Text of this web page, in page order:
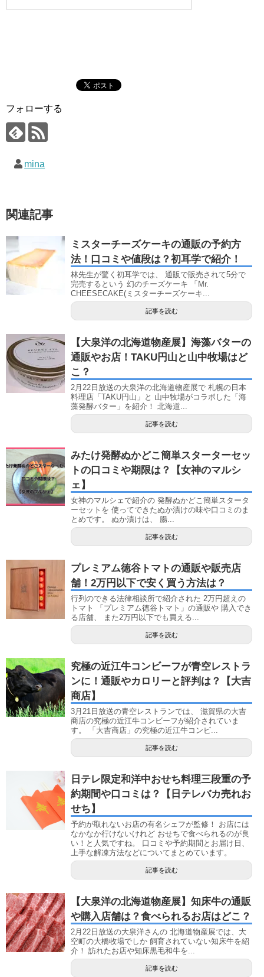
フォローする
mina
関連記事
ミスターチーズケーキの通販の予約方
法！口コミや値段は？初耳学で紹介！
林先生が驚く初耳学では、 通販で販売されて5分で
完売するという 幻のチーズケーキ 「Mr.
CHEESECAKE(ミスターチーズケーキ...
記事を読む
【大泉洋の北海道物産展】海藻バターの
通販やお店！TAKU円山と山中牧場はど
こ？
2月22日放送の大泉洋の北海道物産展で 札幌の日本
料理店「TAKU円山」と 山中牧場がコラボした「海
藻発酵バター」を紹介！ 北海道...
記事を読む
みたけ発酵ぬかどこ簡単スターターセッ
トの口コミや期限は？【女神のマルシ
ェ】
女神のマルシェで紹介の 発酵ぬかどこ簡単スタータ
ーセットを 使ってできたぬか漬けの味や口コミのま
とめです。 ぬか漬けは、 腸...
記事を読む
プレミアム徳谷トマトの通販や販売店
舗！2万円以下で安く買う方法は？
行列のできる法律相談所で紹介された 2万円超えの
トマト 「プレミアム徳谷トマト」の通販や 購入でき
る店舗、 また2万円以下でも買える...
記事を読む
究極の近江牛コンビーフが青空レストラ
ンに！通販やカロリーと評判は？【大吉
商店】
3月21日放送の青空レストランでは、 滋賀県の大吉
商店の究極の近江牛コンビーフが紹介されていま
す。 「大吉商店」の究極の近江牛コンビ...
記事を読む
日テレ限定和洋中おせち料理三段重の予
約期間や口コミは？【日テレバカ売れお
せち】
予約が取れないお店の有名シェフが監修！ お店には
なかなか行けないけれど おせちで食べられるのが良
い！と人気ですね。 口コミや予約期間とお届け日、
上手な解凍方法などについてまとめています。
記事を読む
【大泉洋の北海道物産展】知床牛の通販
や購入店舗は？食べられるお店はどこ？
2月22日放送の大泉洋さんの 北海道物産展では、大
空町の大橋牧場でしか 飼育されていない知床牛を紹
介！ 訪れたお店や知床黒毛和牛を...
記事を読む